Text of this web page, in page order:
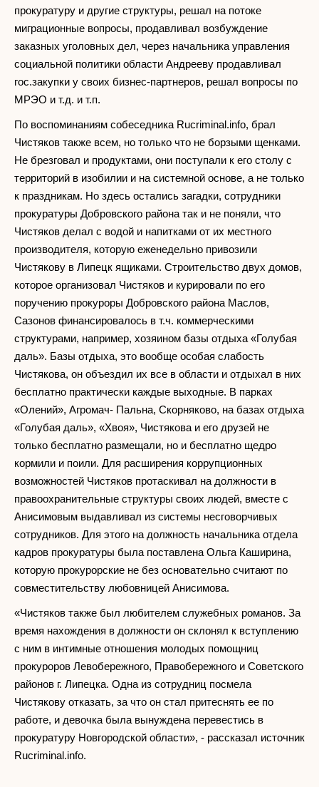
прокуратуру и другие структуры, решал на потоке
миграционные вопросы, продавливал возбуждение
заказных уголовных дел, через начальника управления
социальной политики области Андрееву продавливал
гос.закупки у своих бизнес-партнеров, решал вопросы по
МРЭО и т.д. и т.п.
По воспоминаниям собеседника Rucriminal.info, брал
Чистяков также всем, но только что не борзыми щенками.
Не брезговал и продуктами, они поступали к его столу с
территорий в изобилии и на системной основе, а не только
к праздникам. Но здесь остались загадки, сотрудники
прокуратуры Добровского района так и не поняли, что
Чистяков делал с водой и напитками от их местного
производителя, которую еженедельно привозили
Чистякову в Липецк ящиками. Строительство двух домов,
которое организовал Чистяков и курировали по его
поручению прокуроры Добровского района Маслов,
Сазонов финансировалось в т.ч. коммерческими
структурами, например, хозяином базы отдыха «Голубая
даль». Базы отдыха, это вообще особая слабость
Чистякова, он объездил их все в области и отдыхал в них
бесплатно практически каждые выходные. В парках
«Олений», Агромач- Пальна, Скорняково, на базах отдыха
«Голубая даль», «Хвоя», Чистякова и его друзей не
только бесплатно размещали, но и бесплатно щедро
кормили и поили. Для расширения коррупционных
возможностей Чистяков протаскивал на должности в
правоохранительные структуры своих людей, вместе с
Анисимовым выдавливал из системы несговорчивых
сотрудников. Для этого на должность начальника отдела
кадров прокуратуры была поставлена Ольга Каширина,
которую прокурорские не без основательно считают по
совместительству любовницей Анисимова.
«Чистяков также был любителем служебных романов. За
время нахождения в должности он склонял к вступлению
с ним в интимные отношения молодых помощниц
прокуроров Левобережного, Правобережного и Советского
районов г. Липецка. Одна из сотрудниц посмела
Чистякову отказать, за что он стал притеснять ее по
работе, и девочка была вынуждена перевестись в
прокуратуру Новгородской области», - рассказал источник
Rucriminal.info.